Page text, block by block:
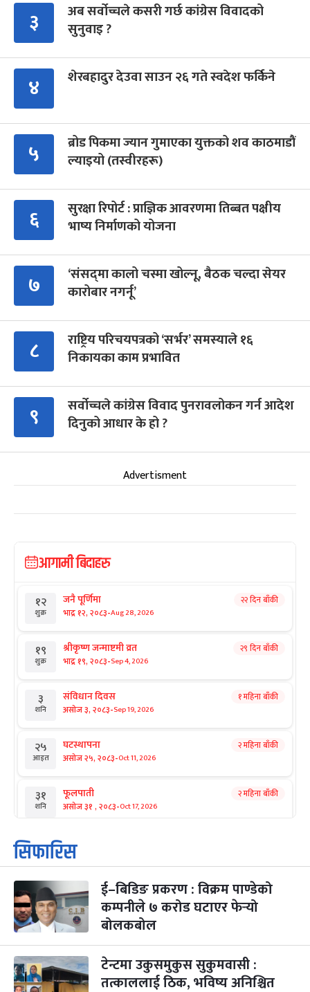
३
अब सर्वोच्चले कसरी गर्छ कांग्रेस विवादको
सुनुवाइ ?
४ शेरबहादुर देउवा साउन २६ गते स्वदेश फर्किने
५
ब्रोड पिकमा ज्यान गुमाएका युक्तको शव काठमाडौं
ल्याइयो (तस्वीरहरू)
६
सुरक्षा रिपोर्ट : प्राज्ञिक आवरणमा तिब्बत पक्षीय
भाष्य निर्माणको योजना
७
‘संसद्‍मा कालो चस्मा खोल्नू, बैठक चल्दा सेयर
कारोबार नगर्नू’
८
राष्ट्रिय परिचयपत्रको ‘सर्भर’ समस्याले १६
निकायका काम प्रभावित
९
सर्वोच्चले कांग्रेस विवाद पुनरावलोकन गर्न आदेश
दिनुको आधार के हो ?
Advertisment
आगामी बिदाहरु
१२
शुक्र
जनै पूर्णिमा
भाद्र १२, २०८३-Aug 28, 2026
२२ दिन बाँकी
१९
शुक्र
श्रीकृष्ण जन्माष्टमी व्रत
भाद्र १९, २०८३-Sep 4, 2026
२९ दिन बाँकी
३
शनि
संविधान दिवस
असोज ३, २०८३-Sep 19, 2026
१ महिना बाँकी
२५
आइत
घटस्थापना
असोज २५, २०८३-Oct 11, 2026
२ महिना बाँकी
३१
शनि
फूलपाती
असोज ३१ , २०८३-Oct 17, 2026
२ महिना बाँकी
१
आइत
कार्तिक सङ्क्रान्ति
कार्तिक १, २०८३
३
मंगल
महानवमी
कार्तिक ३, २०८३-Oct 20, 2026
२ महिना बाँकी
४
पापा‌ङ्कुशा एकादशी व्रत २ महिना बाँकी
सिफारिस
ई–बिडिङ प्रकरण : विक्रम पाण्डेको
कम्पनीले ७ करोड घटाएर फेर्‍यो
बोलकबोल
टेन्टमा उकुसमुकुस सुकुमवासी :
तत्काललाई ठिक, भविष्य अनिश्चित